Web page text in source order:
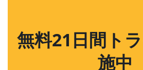
無料21日間ト
施中